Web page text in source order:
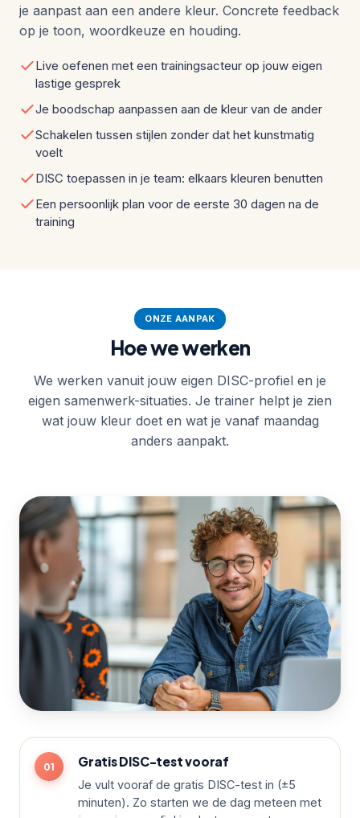
je aanpast aan een andere kleur. Concrete feedback
op je toon, woordkeuze en houding.
Live oefenen met een trainingsacteur op jouw eigen
lastige gesprek
Je boodschap aanpassen aan de kleur van de ander
Schakelen tussen stijlen zonder dat het kunstmatig
voelt
DISC toepassen in je team: elkaars kleuren benutten
Een persoonlijk plan voor de eerste 30 dagen na de
training
ONZE AANPAK
Hoe we werken
We werken vanuit jouw eigen DISC-profiel en je
eigen samenwerk-situaties. Je trainer helpt je zien
wat jouw kleur doet en wat je vanaf maandag
anders aanpakt.
Gratis DISC-test vooraf
Je vult vooraf de gratis DISC-test in (±5
minuten). Zo starten we de dag meteen met